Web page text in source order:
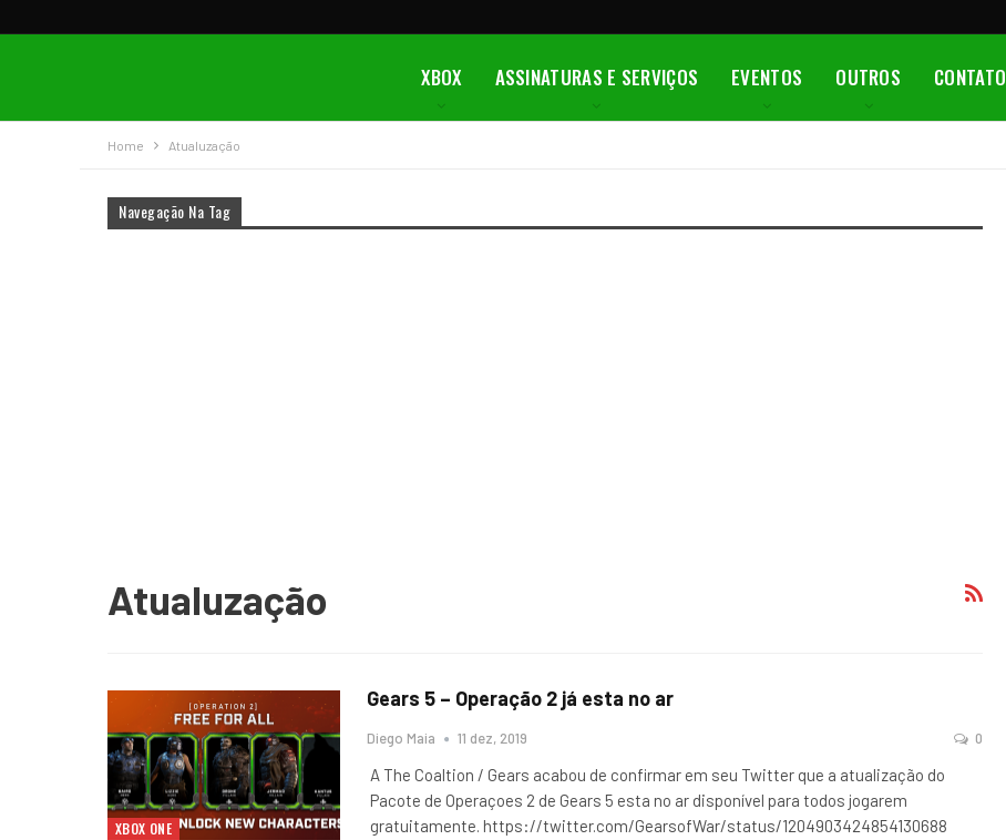
XBOX ASSINATURAS E SERVIÇOS EVENTOS OUTROS CONTATO
Home Atualuzação
Navegação Na Tag
Atualuzação
XBOX ONE
Gears 5 – Operação 2 já esta no ar
Diego Maia 11 dez, 2019 0
A The Coaltion / Gears acabou de confirmar em seu Twitter que a atualização do
Pacote de Operaçoes 2 de Gears 5 esta no ar disponível para todos jogarem
gratuitamente. https://twitter.com/GearsofWar/status/1204903424854130688